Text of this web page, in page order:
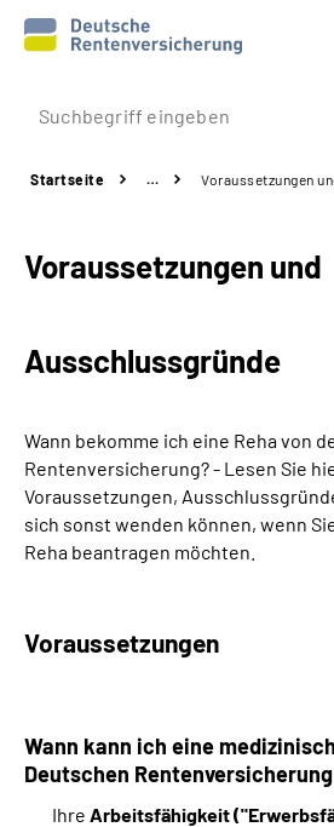
Prävention
Rente
Über uns & Presse
Online-Services
Startseite … Voraussetzungen
Voraussetzungen und
Ausschlussgründe
Wann bekomme ich eine Reha von
Rentenversicherung? - Lesen Sie
Voraussetzungen,
sich sonst wenden können, wenn
Reha beantragen möchten.
Voraussetzungen
Wann kann ich eine
Deutschen
Ihre Arbeitsfähigkeit